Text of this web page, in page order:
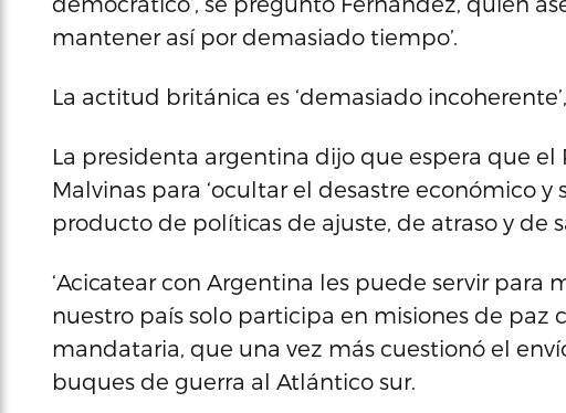
mantener así por demasiado tiempo’.
La actitud británica es ‘demasiado
La presidenta argentina dijo que espera que
Malvinas para ‘ocultar el desastre económico
producto de políticas de ajuste, de atraso y de
‘Acicatear con Argentina les puede servir para
nuestro país solo participa en misiones de paz
mandataria, que una vez más cuestionó el
buques de guerra al Atlántico sur.